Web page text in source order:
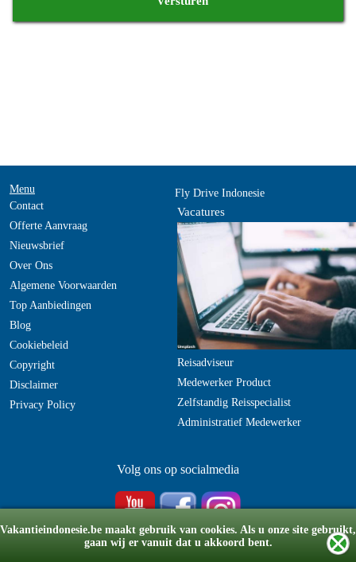
Vakantieindonesie.be maakt gebruik van cookies. Als u onze site gebruikt,
gaan wij er vanuit dat u akkoord bent.
Menu
Contact
Offerte Aanvraag
Nieuwsbrief
Over Ons
Algemene Voorwaarden
Top Aanbiedingen
Blog
Cookiebeleid
Copyright
Disclaimer
Privacy Policy
Fly Drive Indonesie
Vacatures
Reisadviseur
Medewerker Product
Zelfstandig Reisspecialist
Administratief Medewerker
Volg ons op socialmedia
© Copyright 2008-2026 vakantieindonesie.be